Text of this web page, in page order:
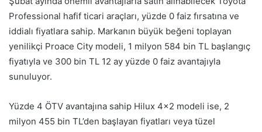
Professional hafif ticari araçları, yüzde 0 faiz fırsatına ve
iddialı fiyatlara sahip. Markanın büyük beğeni toplayan
yenilikçi Proace City modeli, 1 milyon 584 bin TL başlangıç
fiyatıyla ve 300 bin TL 12 ay yüzde 0 faiz avantajıyla
sunuluyor.
Yüzde 4 ÖTV avantajına sahip Hilux 4×2 modeli ise, 2
milyon 455 bin TL’den başlayan fiyatları veya tüzel